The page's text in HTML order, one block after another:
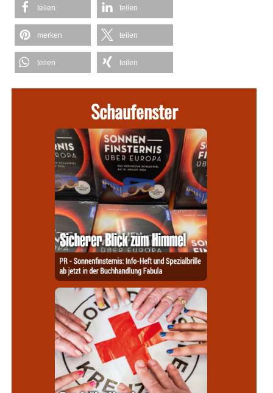
teilen teilen
merken teilen
teilen teilen
Schaufenster